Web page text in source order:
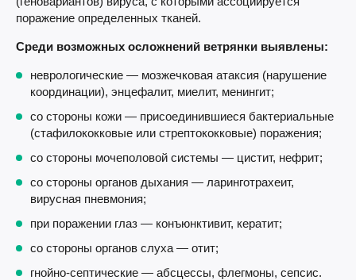
поражение определенных тканей.
Среди возможных осложнений ветрянки выявлены:
неврологические — мозжечковая атаксия (нарушение
координации), энцефалит, миелит, менингит;
со стороны кожи — присоединившиеся бактериальные
(стафилококковые или стрептококковые) поражения;
со стороны мочеполовой системы — цистит, нефрит;
со стороны органов дыхания — ларинготрахеит,
вирусная пневмония;
при поражении глаз — конъюнктивит, кератит;
со стороны органов слуха — отит;
гнойно-септические — абсцессы, флегмоны, сепсис.